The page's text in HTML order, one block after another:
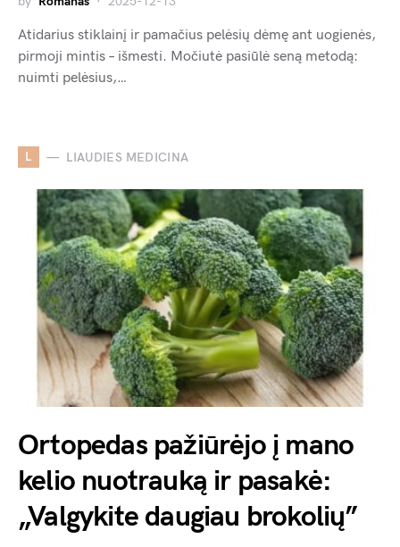
Atidarius stiklainį ir pamačius pelėsių dėmę ant uogienės,
pirmoji mintis – išmesti. Močiutė pasiūlė seną metodą:
nuimti pelėsius,…
L LIAUDIES MEDICINA
Ortopedas pažiūrėjo į mano
kelio nuotrauką ir pasakė:
„Valgykite daugiau brokolių”